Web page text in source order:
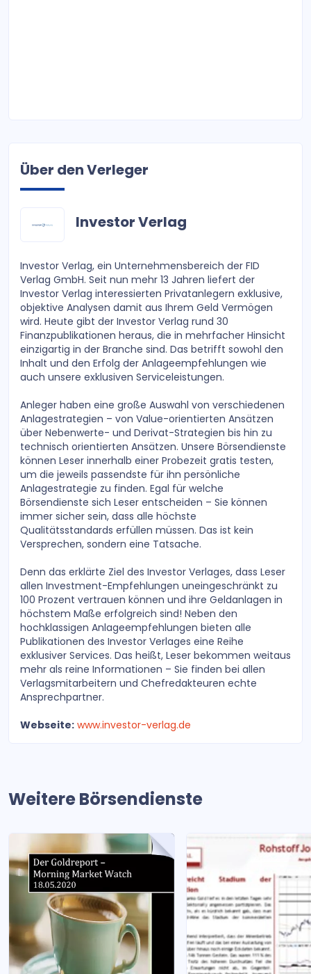
Über den Verleger
Investor Verlag
Investor Verlag, ein Unternehmensbereich der FID
Verlag GmbH. Seit nun mehr 13 Jahren liefert der
Investor Verlag interessierten Privatanlegern exklusive,
objektive Analysen damit aus Ihrem Geld Vermögen
wird. Heute gibt der Investor Verlag rund 30
Finanzpublikationen heraus, die in mehrfacher Hinsicht
einzigartig in der Branche sind. Das betrifft sowohl den
Inhalt und den Erfolg der Anlageempfehlungen wie
auch unsere exklusiven Serviceleistungen.
Anleger haben eine große Auswahl von verschiedenen
Anlagestrategien – von Value-orientierten Ansätzen
über Nebenwerte- und Derivat-Strategien bis hin zu
technisch orientierten Ansätzen. Unsere Börsendienste
können Leser innerhalb einer Probezeit gratis testen,
um die jeweils passendste für ihn persönliche
Anlagestrategie zu finden. Egal für welche
Börsendienste sich Leser entscheiden – Sie können
immer sicher sein, dass alle höchste
Qualitätsstandards erfüllen müssen. Das ist kein
Versprechen, sondern eine Tatsache.
Denn das erklärte Ziel des Investor Verlages, dass Leser
allen Investment-Empfehlungen uneingeschränkt zu
100 Prozent vertrauen können und ihre Geldanlagen in
höchstem Maße erfolgreich sind! Neben den
hochklassigen Anlageempfehlungen bieten alle
Publikationen des Investor Verlages eine Reihe
exklusiver Services. Das heißt, Leser bekommen weitaus
mehr als reine Informationen – Sie finden bei allen
Verlagsmitarbeitern und Chefredakteuren echte
Ansprechpartner.
Webseite: www.investor-verlag.de
Weitere Börsendienste